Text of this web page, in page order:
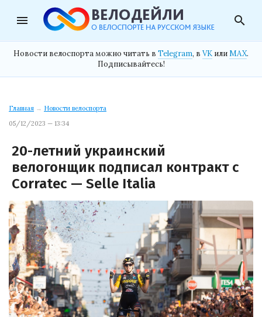
menu search
Новости велоспорта можно читать в Telegram, в VK илиMAX.
Подписывайтесь!
Главная → Новости велоспорта
05/12/2023 — 13:34
20-летний украинский
велогонщик подписал контракт с
Corratec — Selle Italia